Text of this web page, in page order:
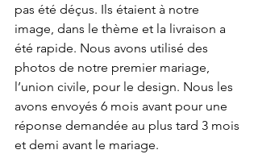
pas été déçus. Ils étaient à notre
image, dans le thème et la livraison a
été rapide. Nous avons utilisé des
photos de notre premier mariage,
l’union civile, pour le design. Nous les
avons envoyés 6 mois avant pour une
réponse demandée au plus tard 3 mois
et demi avant le mariage.